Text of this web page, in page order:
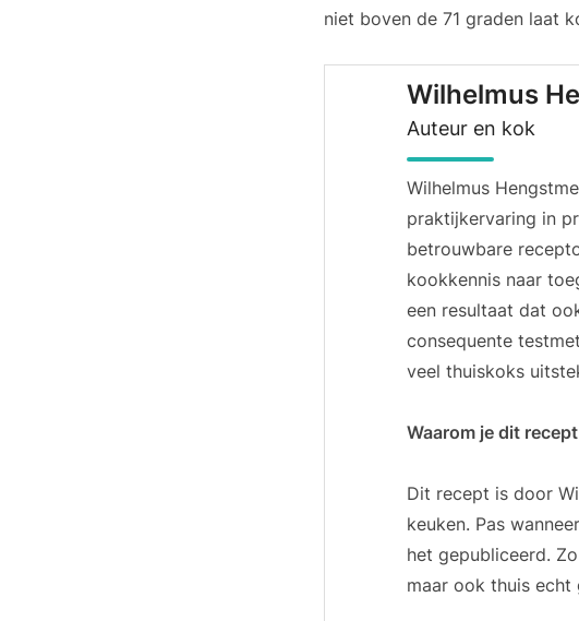
niet boven de 71 graden laat
Wilhelmus
Auteur en kok
Wilhelmus
praktijkervaring in
betrouwbare
kookkennis naar
een resultaat dat
consequente
veel thuiskoks
Waarom je dit
Dit recept is door
keuken. Pas
het gepubliceerd.
maar ook thuis echt